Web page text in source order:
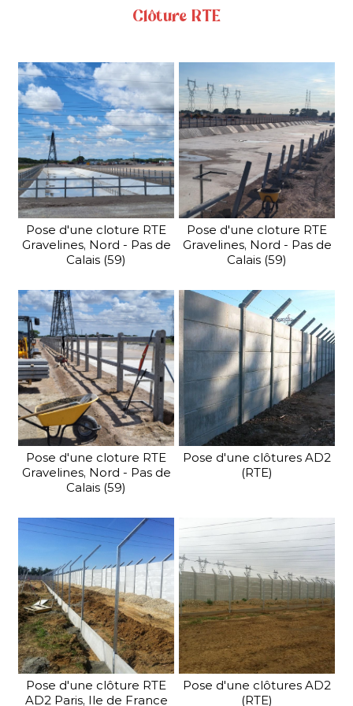
autoportant, en acier ou en
portillons vous apportera
entière satisfaction.
En savoir plus
une gamme...
de
ou
nous
vos
CLÔTURE INDUSTRIELLE
Pour une protection
CLÔTURE INDUSTRIELLE
SÉCURITÉ
Pour une
maximale, SV Clôture
propose sa
de clôtures
sécurité.
Clôture RTE
Pose d'une cloture RTE
Gravelines, Nord - Pas de
Calais (59)
Pose d'une cloture RTE
Gravelines, Nord - Pas de
Calais (59)
Pose d'une cloture RTE
Gravelines, Nord - Pas de
Calais (59)
Pose d'une clôtures AD2
(RTE)
Pose d'une clôture RTE
AD2 Paris, Ile de France
Pose d'une clôtures AD2
(RTE)